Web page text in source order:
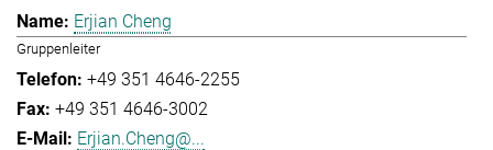
Erjian Cheng
Gruppenleiter
+49 351 4646-2255
+49 351 4646-3002
Erjian.Cheng@...